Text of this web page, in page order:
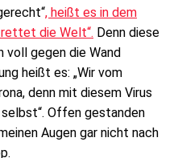
, heißt es in dem
die Welt“. Denn diese
voll gegen die Wand
heißt es: „Wir vom
denn mit diesem Virus
Offen gestanden
Augen gar nicht nach